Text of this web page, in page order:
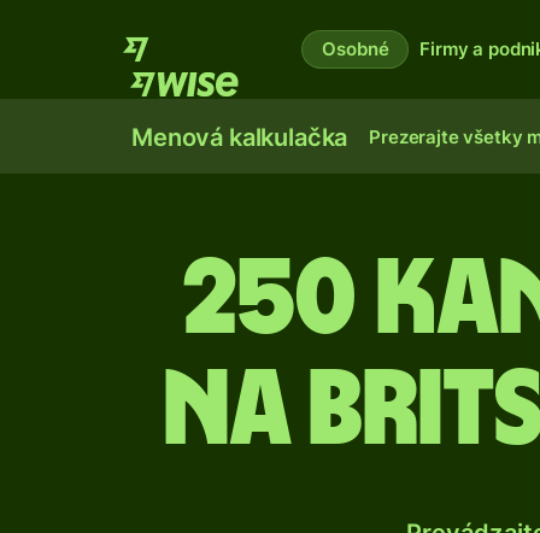
Osobné Firmy a
Menová kalkulačka Prezerajte všetky
250
na